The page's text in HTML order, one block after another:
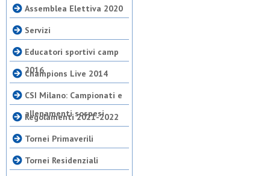
Assemblea Elettiva 2020
Servizi
Educatori sportivi camp
2016
Champions Live 2014
CSI Milano: Campionati e
allenamenti sospesi
Regolamenti 2021-2022
Tornei Primaverili
Tornei Residenziali